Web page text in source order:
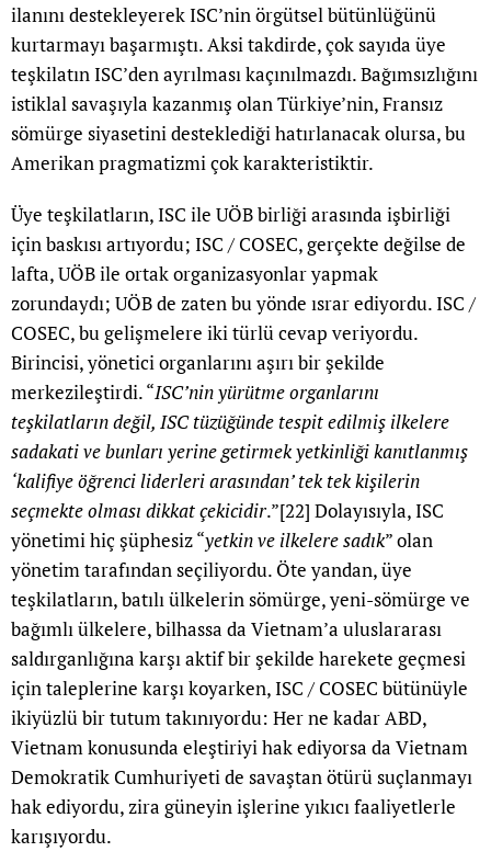
ilanını destekleyerek ISC’nin örgütsel bütünlüğünü
kurtarmayı başarmıştı. Aksi takdirde, çok sayıda üye
teşkilatın ISC’den ayrılması kaçınılmazdı. Bağımsızlığını
istiklal savaşıyla kazanmış olan Türkiye’nin, Fransız
sömürge siyasetini desteklediği hatırlanacak olursa, bu
Amerikan pragmatizmi çok karakteristiktir.
Üye teşkilatların, ISC ile UÖB birliği arasında işbirliği
için baskısı artıyordu; ISC / COSEC, gerçekte değilse de
lafta, UÖB ile ortak organizasyonlar yapmak
zorundaydı; UÖB de zaten bu yönde ısrar ediyordu. ISC /
COSEC, bu gelişmelere iki türlü cevap veriyordu.
Birincisi, yönetici organlarını aşırı bir şekilde
merkezileştirdi. “ISC’nin yürütme organlarını
teşkilatların değil, ISC tüzüğünde tespit edilmiş ilkelere
sadakati ve bunları yerine getirmek yetkinliği kanıtlanmış
‘kalifiye öğrenci liderleri arasından’ tek tek kişilerin
seçmekte olması dikkat çekicidir.”[22] Dolayısıyla, ISC
yönetimi hiç şüphesiz “yetkin ve ilkelere sadık” olan
yönetim tarafından seçiliyordu. Öte yandan, üye
teşkilatların, batılı ülkelerin sömürge, yeni-sömürge ve
bağımlı ülkelere, bilhassa da Vietnam’a uluslararası
saldırganlığına karşı aktif bir şekilde harekete geçmesi
için taleplerine karşı koyarken, ISC / COSEC bütünüyle
ikiyüzlü bir tutum takınıyordu: Her ne kadar ABD,
Vietnam konusunda eleştiriyi hak ediyorsa da Vietnam
Demokratik Cumhuriyeti de savaştan ötürü suçlanmayı
hak ediyordu, zira güneyin işlerine yıkıcı faaliyetlerle
karışıyordu.